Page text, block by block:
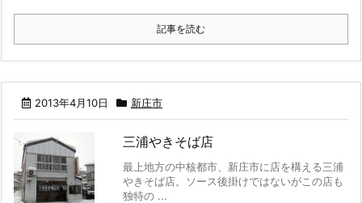
記事を読む
2013年4月10日 新庄市
三浦やきそば店
最上地方の中核都市、新庄市に店を構える三浦
やきそば店。ソース後掛けではないがこの店も
独特の ...